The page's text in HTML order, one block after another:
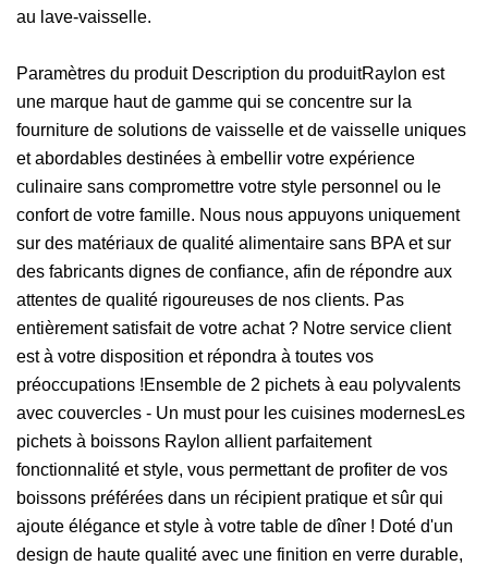
au lave-vaisselle.
Paramètres du produit Description du produitRaylon est
une marque haut de gamme qui se concentre sur la
fourniture de solutions de vaisselle et de vaisselle uniques
et abordables destinées à embellir votre expérience
culinaire sans compromettre votre style personnel ou le
confort de votre famille. Nous nous appuyons uniquement
sur des matériaux de qualité alimentaire sans BPA et sur
des fabricants dignes de confiance, afin de répondre aux
attentes de qualité rigoureuses de nos clients. Pas
entièrement satisfait de votre achat ? Notre service client
est à votre disposition et répondra à toutes vos
préoccupations !Ensemble de 2 pichets à eau polyvalents
avec couvercles - Un must pour les cuisines modernesLes
pichets à boissons Raylon allient parfaitement
fonctionnalité et style, vous permettant de profiter de vos
boissons préférées dans un récipient pratique et sûr qui
ajoute élégance et style à votre table de dîner ! Doté d'un
design de haute qualité avec une finition en verre durable,